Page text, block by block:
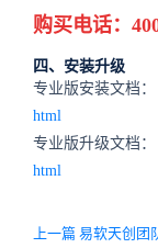
购买电话：
四、安装升级
专业版安装文档：
html
专业版升级文档：
html